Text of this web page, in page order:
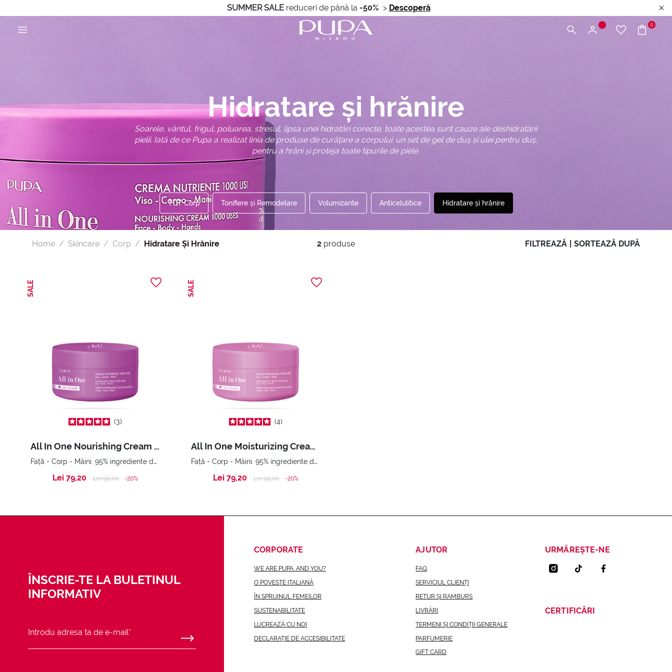
SUMMER SALEreduceri de până la -50% > Descoperă
0
Hidratare și hrănire
Soarele, vântul, frigul, poluarea, stresul, lipsa unei hidratări corecte, toate acestea sunt cauze ale deshidratării
pielii. Iată de ce Pupa a realizat linia de produse de curățare a corpului: un set de gel de duș și ulei pentru duș,
pentru a hrăni și proteja toate tipurile de piele.
TOT Corp Tonifiere și Remodelare Volumizante Anticelulitice Hidratare și hrănire
Home Skincare Corp Hidratare Și Hrănire 2 produse FILTREAZĂ SORTEAZĂ DUPĂ
SALE
3
All In One Nourishing Cream 1000 Uses
Față - Corp - Mâini. 95% ingrediente de origine naturală
Lei 79,20
Price reduced from
Lei 99,00to -20%
SALE
4
All In One Moisturizing Cream 1000 Uses
Față - Corp - Mâini. 95% ingrediente de origine naturală
Lei 79,20
Price reduced from
Lei 99,00to -20%
ÎNSCRIE-TE LA BULETINUL
INFORMATIV
CORPORATE
WE ARE PUPA. AND YOU?
O POVESTE ITALIANĂ
ÎN SPRIJINUL FEMEILOR
SUSTENABILITATE
LUCREAZĂ CU NOI
DECLARAȚIE DE ACCESIBILITATE
AJUTOR
FAQ
SERVICIUL CLIENȚI
RETUR ȘI RAMBURS
LIVRĂRI
TERMENI ȘI CONDIȚII GENERALE
PARFUMERIE
GIFT CARD
URMĂREȘTE-NE
CERTIFICĂRI